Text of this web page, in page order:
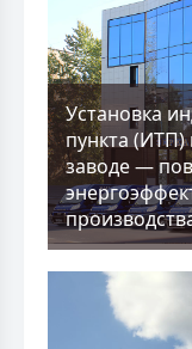
Установка
пункта
заводе —